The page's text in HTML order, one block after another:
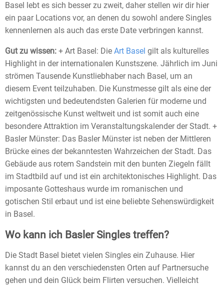
Basel lebt es sich besser zu zweit, daher stellen wir dir hier
ein paar Locations vor, an denen du sowohl andere Singles
kennenlernen als auch das erste Date verbringen kannst.
Gut zu wissen: + Art Basel: Die Art Basel gilt als kulturelles
Highlight in der internationalen Kunstszene. Jährlich im Juni
strömen Tausende Kunstliebhaber nach Basel, um an
diesem Event teilzuhaben. Die Kunstmesse gilt als eine der
wichtigsten und bedeutendsten Galerien für moderne und
zeitgenössische Kunst weltweit und ist somit auch eine
besondere Attraktion im Veranstaltungskalender der Stadt. +
Basler Münster: Das Basler Münster ist neben der Mittleren
Brücke eines der bekanntesten Wahrzeichen der Stadt. Das
Gebäude aus rotem Sandstein mit den bunten Ziegeln fällt
im Stadtbild auf und ist ein architektonisches Highlight. Das
imposante Gotteshaus wurde im romanischen und
gotischen Stil erbaut und ist eine beliebte Sehenswürdigkeit
in Basel.
Wo kann ich Basler Singles treffen?
Die Stadt Basel bietet vielen Singles ein Zuhause. Hier
kannst du an den verschiedensten Orten auf Partnersuche
gehen und dein Glück beim Flirten versuchen. Vielleicht